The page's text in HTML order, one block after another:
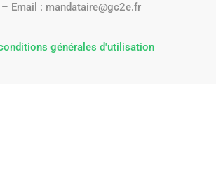
Email : mandataire@gc2e.fr
générales d'utilisation